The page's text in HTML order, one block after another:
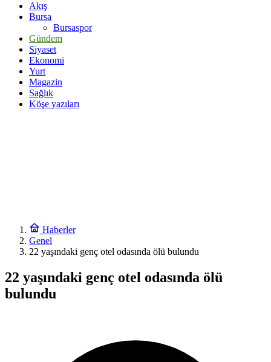
Akış
Bursa
Bursaspor
Gündem
Siyaset
Ekonomi
Yurt
Magazin
Sağlık
Köşe yazıları
Haberler
Genel
22 yaşındaki genç otel odasında ölü bulundu
22 yaşındaki genç otel odasında ölü
bulundu